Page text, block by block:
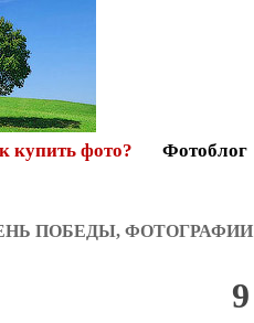
купить фото? Фотоблог
ПОБЕДЫ,